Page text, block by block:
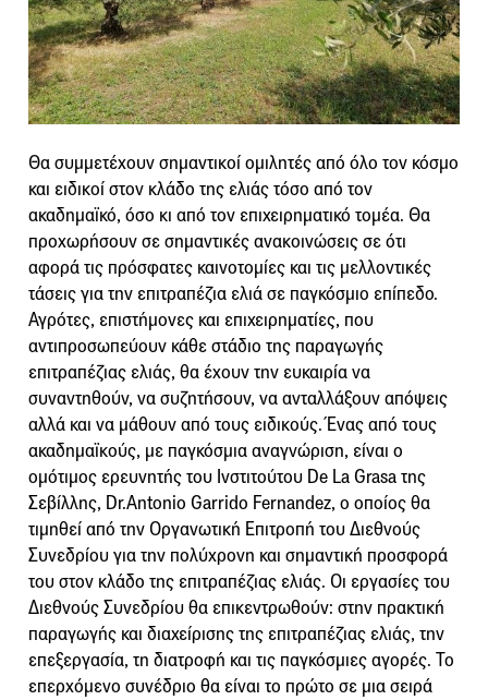
Θα συμμετέχουν σημαντικοί ομιλητές από όλο τον κόσμο
και ειδικοί στον κλάδο της ελιάς τόσο από τον
ακαδημαϊκό, όσο κι από τον επιχειρηματικό τομέα. Θα
προχωρήσουν σε σημαντικές ανακοινώσεις σε ότι
αφορά τις πρόσφατες καινοτομίες και τις μελλοντικές
τάσεις για την επιτραπέζια ελιά σε παγκόσμιο επίπεδο.
Αγρότες, επιστήμονες και επιχειρηματίες, που
αντιπροσωπεύουν κάθε στάδιο της παραγωγής
επιτραπέζιας ελιάς, θα έχουν την ευκαιρία να
συναντηθούν, να συζητήσουν, να ανταλλάξουν απόψεις
αλλά και να μάθουν από τους ειδικούς. Ένας από τους
ακαδημαϊκούς, με παγκόσμια αναγνώριση, είναι ο
ομότιμος ερευνητής του Ινστιτούτου De La Grasa της
Σεβίλλης, Dr.Antonio Garrido Fernandez, ο οποίος θα
τιμηθεί από την Οργανωτική Επιτροπή του Διεθνούς
Συνεδρίου για την πολύχρονη και σημαντική προσφορά
του στον κλάδο της επιτραπέζιας ελιάς. Οι εργασίες του
Διεθνούς Συνεδρίου θα επικεντρωθούν: στην πρακτική
παραγωγής και διαχείρισης της επιτραπέζιας ελιάς, την
επεξεργασία, τη διατροφή και τις παγκόσμιες αγορές. Το
επερχόμενο συνέδριο θα είναι το πρώτο σε μια σειρά